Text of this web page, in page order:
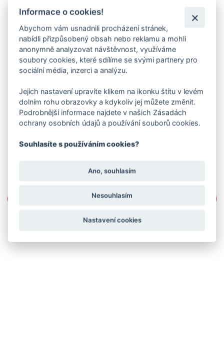
Informace o cookies!
Abychom vám usnadnili procházení stránek,
nabídli přizpůsobený obsah nebo reklamu a mohli
anonymně analyzovat návštěvnost, využíváme
soubory cookies, které sdílíme se svými partnery pro
sociální média, inzerci a analýzu.
Jejich nastavení upravíte klikem na ikonku štítu v levém
dolním rohu obrazovky a kdykoliv jej můžete změnit.
Podrobnější informace najdete v našich Zásadách
ochrany osobních údajů a používání souborů cookies.
Souhlasíte s používáním cookies?
Ano, souhlasím
Nesouhlasím
Nastavení cookies